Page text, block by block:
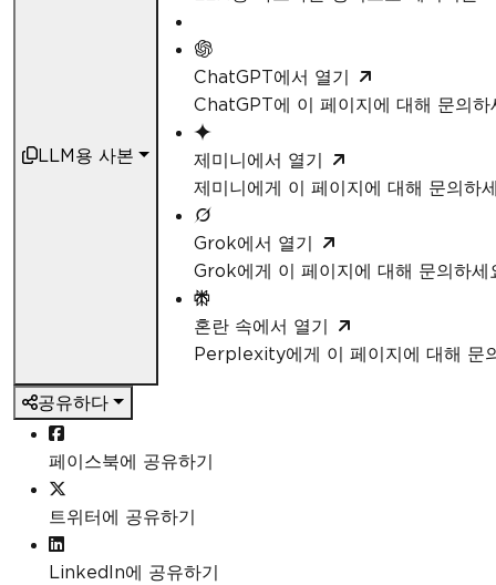
LLM용 사본
ChatGPT에서 열기
ChatGPT에 이 페이지에 대해 문의하
제미니에서 열기
제미니에게 이 페이지에 대해 문의하
Grok에서 열기
Grok에게 이 페이지에 대해 문의하세
혼란 속에서 열기
Perplexity에게 이 페이지에 대해 문
공유하다
페이스북에 공유하기
트위터에 공유하기
LinkedIn에 공유하기